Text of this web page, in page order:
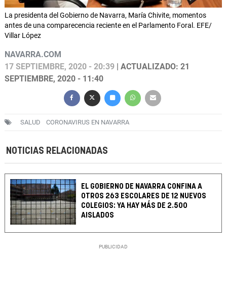
La presidenta del Gobierno de Navarra, María Chivite, momentos
antes de una comparecencia reciente en el Parlamento Foral. EFE/
Villar López
NAVARRA.COM
17 SEPTIEMBRE, 2020 - 20:39 | ACTUALIZADO: 21
SEPTIEMBRE, 2020 - 11:40
SALUD CORONAVIRUS EN NAVARRA
NOTICIAS RELACIONADAS
EL GOBIERNO DE NAVARRA CONFINA A
OTROS 263 ESCOLARES DE 12 NUEVOS
COLEGIOS: YA HAY MÁS DE 2.500
AISLADOS